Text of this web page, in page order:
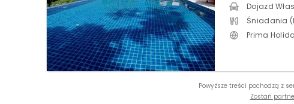
Dojazd
Śniadania
Prima
Powyższe treści pochodzą z
Zostań